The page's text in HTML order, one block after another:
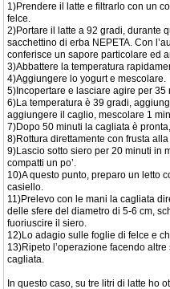
1)Prendere il latte e filtrarlo con un
felce.
2)Portare il latte a 92 gradi, durante
sacchettino di erba NEPETA. Con
conferisce un sapore particolare ed
3)Abbattere la temperatura
4)Aggiungere lo yogurt e mescolare.
5)Incopertare e lasciare agire per 35
6)La temperatura è 39 gradi,
aggiungere il caglio, mescolare 1
7)Dopo 50 minuti la cagliata è
8)Rottura direttamente con frusta
9)Lascio sotto siero per 20 minuti in
compatti un po’.
10)A questo punto, preparo un letto
casiello.
11)Prelevo con le mani la cagliata
delle sfere del diametro di 5-6 cm,
fuoriuscire il siero.
12)Lo adagio sulle foglie di felce e
13)Ripeto l’operazione facendo
cagliata.
In questo caso, su tre litri di latte ho